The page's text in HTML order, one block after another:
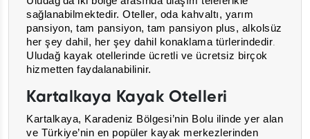
sağlanabilmektedir. Oteller, oda kahvaltı, yarım
pansiyon, tam pansiyon, tam pansiyon plus, alkolsüz
her şey dahil, her şey dahil konaklama türlerindedir.
Uludağ kayak otellerinde ücretli ve ücretsiz birçok
hizmetten faydalanabilinir.
Kartalkaya Kayak Otelleri
Kartalkaya, Karadeniz Bölgesi’nin Bolu ilinde yer alan
ve Türkiye’nin en popüler kayak merkezlerinden